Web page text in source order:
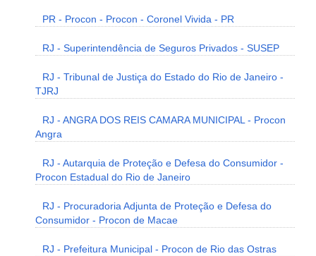
PR - Procon - Procon - Coronel Vivida - PR
RJ - Superintendência de Seguros Privados - SUSEP
RJ - Tribunal de Justiça do Estado do Rio de Janeiro -
TJRJ
RJ - ANGRA DOS REIS CAMARA MUNICIPAL - Procon
Angra
RJ - Autarquia de Proteção e Defesa do Consumidor -
Procon Estadual do Rio de Janeiro
RJ - Procuradoria Adjunta de Proteção e Defesa do
Consumidor - Procon de Macae
RJ - Prefeitura Municipal - Procon de Rio das Ostras